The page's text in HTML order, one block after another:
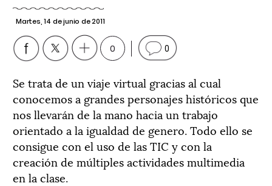
Martes, 14 de junio de 2011
0 0
Se trata de un viaje virtual gracias al cual
conocemos a grandes personajes históricos que
nos llevarán de la mano hacia un trabajo
orientado a la igualdad de genero. Todo ello se
consigue con el uso de las TIC y con la
creación de múltiples actividades multimedia
en la clase.